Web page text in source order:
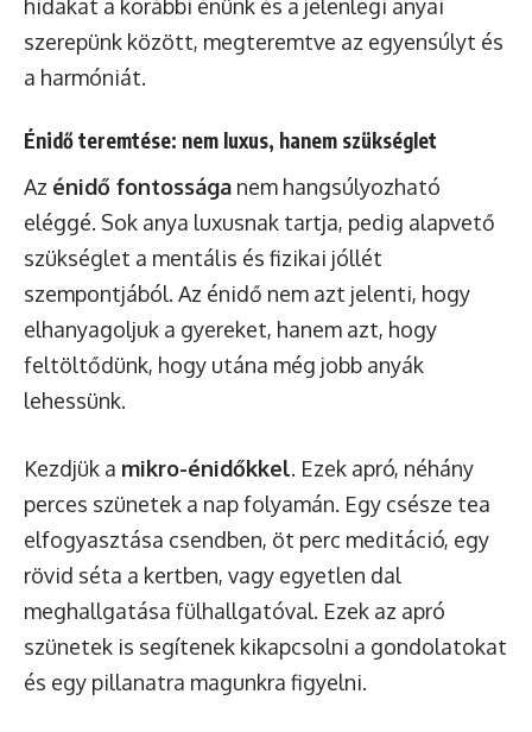
hidakat a korábbi énünk és a jelenlegi anyai
szerepünk között, megteremtve az egyensúlyt és
a harmóniát.
Énidő teremtése: nem luxus, hanem szükséglet
Az énidő fontossága nem hangsúlyozható
eléggé. Sok anya luxusnak tartja, pedig alapvető
szükséglet a mentális és fizikai jóllét
szempontjából. Az énidő nem azt jelenti, hogy
elhanyagoljuk a gyereket, hanem azt, hogy
feltöltődünk, hogy utána még jobb anyák
lehessünk.
Kezdjük a mikro-énidőkkel. Ezek apró, néhány
perces szünetek a nap folyamán. Egy csésze tea
elfogyasztása csendben, öt perc meditáció, egy
rövid séta a kertben, vagy egyetlen dal
meghallgatása fülhallgatóval. Ezek az apró
szünetek is segítenek kikapcsolni a gondolatokat
és egy pillanatra magunkra figyelni.